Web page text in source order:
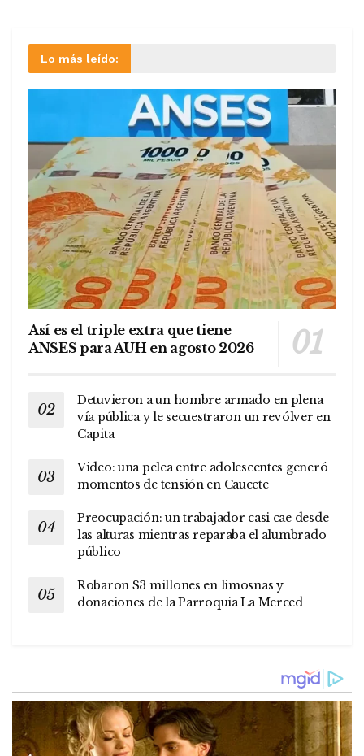
Lo más leído:
Así es el triple extra que tiene
ANSES para AUH en agosto 2026
Detuvieron a un hombre armado en plena
vía pública y le secuestraron un revólver en
Capita
Video: una pelea entre adolescentes generó
momentos de tensión en Caucete
Preocupación: un trabajador casi cae desde
las alturas mientras reparaba el alumbrado
público
Robaron $3 millones en limosnas y
donaciones de la Parroquia La Merced